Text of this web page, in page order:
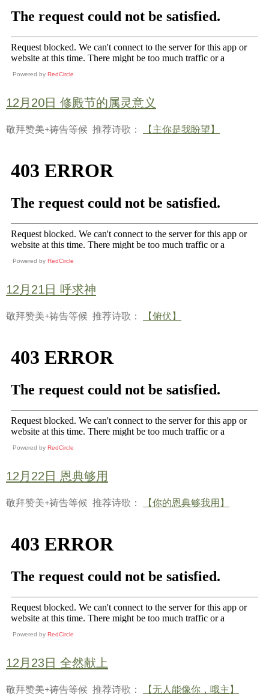
Powered by RedCircle
12月20日 修殿节的属灵意义
敬拜赞美+祷告等候 推荐诗歌： 【主你是我盼望】
Powered by RedCircle
12月21日 呼求神
敬拜赞美+祷告等候 推荐诗歌： 【俯伏】
Powered by RedCircle
12月22日 恩典够用
敬拜赞美+祷告等候 推荐诗歌： 【你的恩典够我用】
Powered by RedCircle
12月23日 全然献上
敬拜赞美+祷告等候 推荐诗歌： 【无人能像你，哦主】